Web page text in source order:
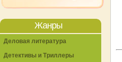
Жанры
Деловая литература
Детективы и Триллеры